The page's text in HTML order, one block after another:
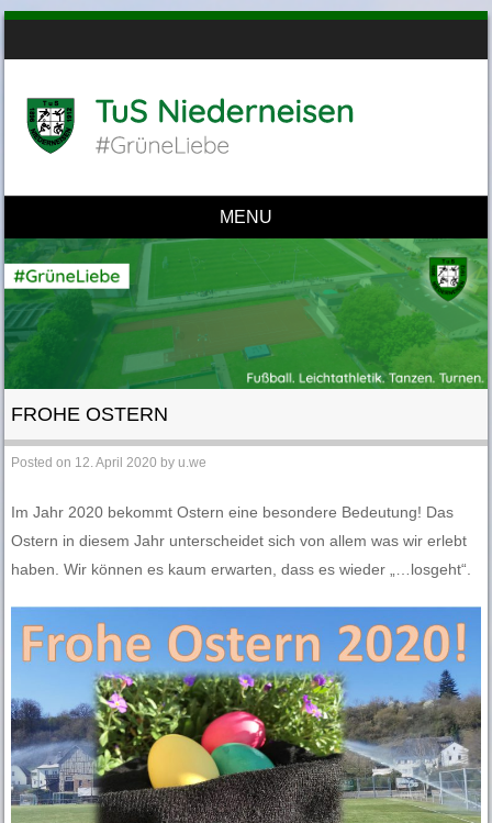
MENU
Skip to content
FROHE OSTERN
Posted on 12. April 2020 by u.we
Im Jahr 2020 bekommt Ostern eine besondere Bedeutung! Das
Ostern in diesem Jahr unterscheidet sich von allem was wir erlebt
haben. Wir können es kaum erwarten, dass es wieder „…losgeht“.